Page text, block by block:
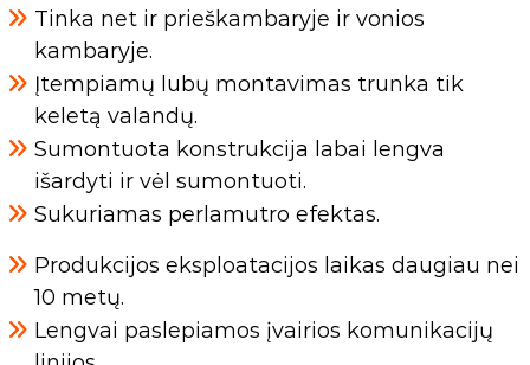
Tinka net ir prieškambaryje ir vonios
kambaryje.
Įtempiamų lubų montavimas trunka tik
keletą valandų.
Sumontuota konstrukcija labai lengva
išardyti ir vėl sumontuoti.
Sukuriamas perlamutro efektas.
Produkcijos eksploatacijos laikas daugiau nei
10 metų.
Lengvai paslepiamos įvairios komunikacijų